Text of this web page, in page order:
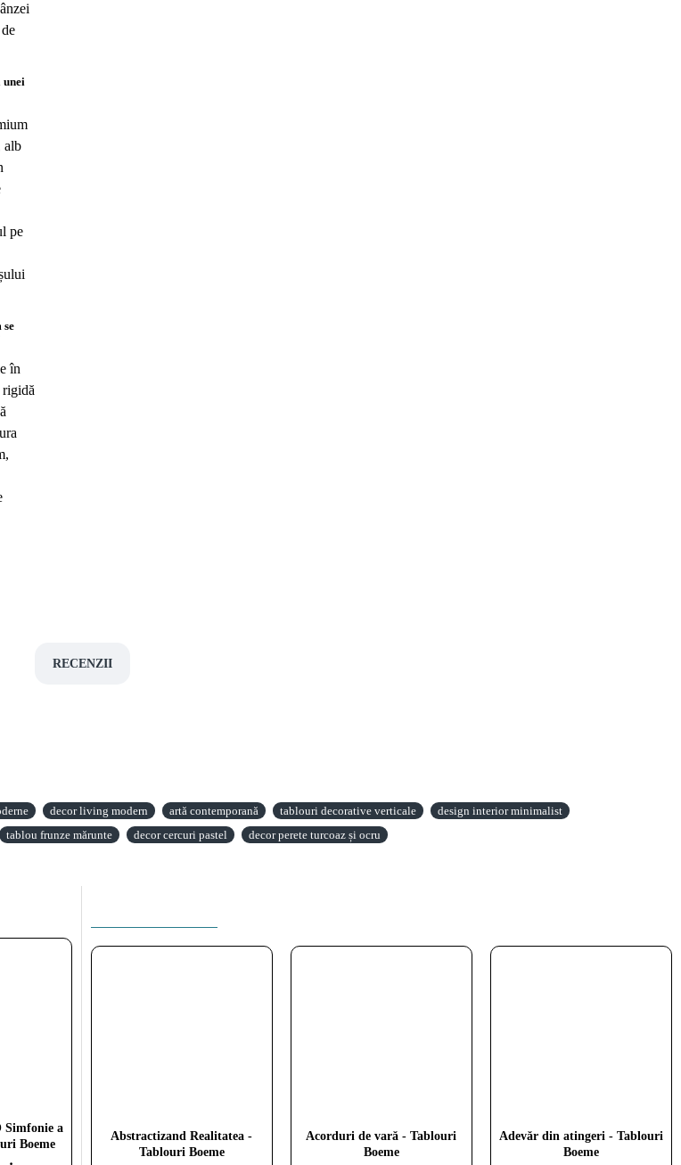
unei
alb
pe
se
în
RECENZII
decor living modern artă contemporană tablouri decorative verticale
design interior minimalist
tablou frunze mărunte decor cercuri pastel decor perete turcoaz și ocru
Simfonie a
Boeme
Formelor - Tablouri Boeme
Formelor - Tablouri Boeme
Boheme – Canvas Premium
Boho Chic
Abstractizand Realitatea -
Tablouri Boeme
Acorduri de vară - Tablouri
Boeme
Adevăr din atingeri - Tablouri
Boeme